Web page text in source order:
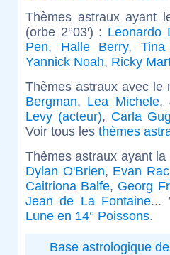
Thèmes astraux ayant
(orbe 2°03') : Leonardo
Pen, Halle Berry, Tina
Yannick Noah, Ricky
Thèmes astraux avec
Bergman, Lea Michele,
Levy (acteur), Carla
Voir tous les thèmes
Thèmes astraux ayant
Dylan O'Brien, Evan
Caitriona Balfe, Georg
Jean de La Fontaine...
Lune en 14° Poissons.
Base astrologique